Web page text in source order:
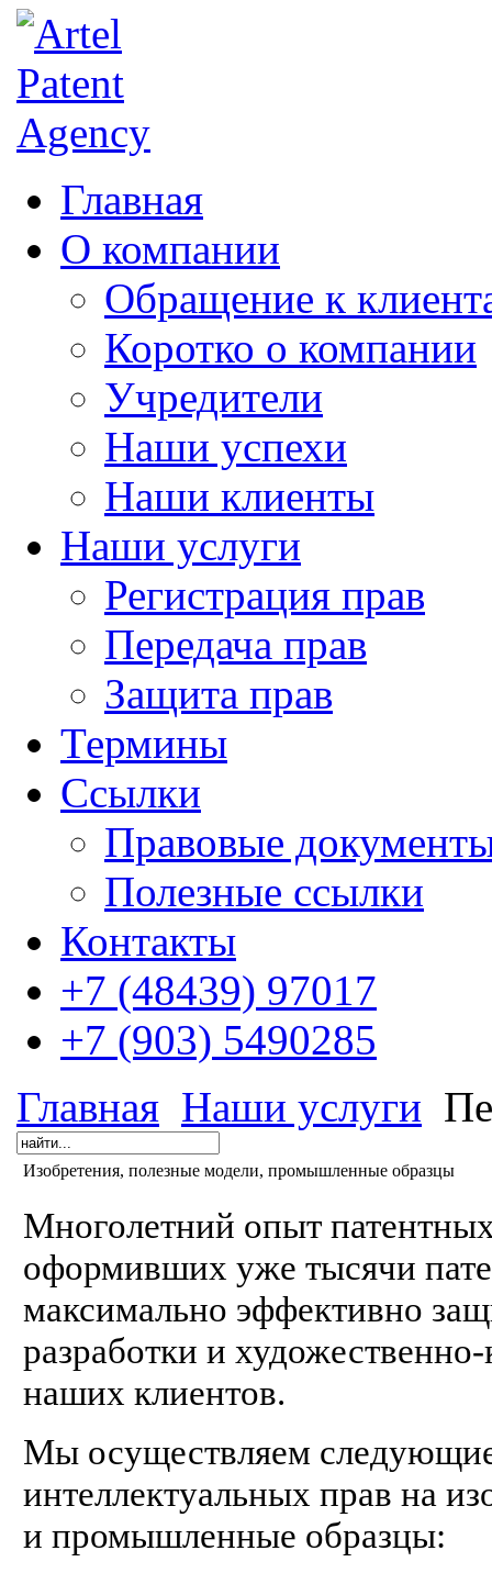
Главная
О компании
Обращение к
Коротко о компании
Учредители
Наши успехи
Наши клиенты
Наши услуги
Регистрация прав
Передача прав
Защита прав
Термины
Cсылки
Правовые
Полезные ссылки
Контакты
+7 (48439) 97017
+7 (903) 5490285
Главная Наши услуги
Изобретения, полезные модели, промышленные образцы
Многолетний опыт
оформивших уже тысячи
максимально эффективно
разработки и
наших клиентов.
Мы осуществляем
интеллектуальных прав на
и промышленные образцы: